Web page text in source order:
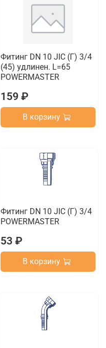
Фитинг DN 10 JIC (Г) 3/4
(45) удлинен. L=65
POWERMASTER
159 ₽
В корзину
Фитинг DN 10 JIC (Г) 3/4
POWERMASTER
53 ₽
В корзину